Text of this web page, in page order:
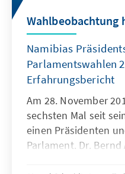
Wahlbeobachtung
Namibias
Parlamentswahlen
Erfahrungsbericht
Am 28. November
sechsten Mal seit
einen Präsidenten
Parlament. Dr.